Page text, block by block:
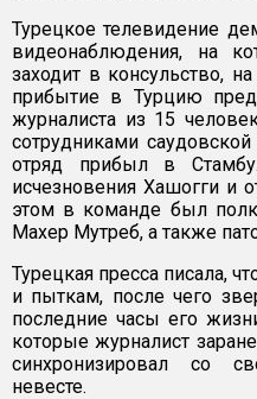
Турецкое телевидение
видеонаблюдения, на
заходит в консульство,
прибытие в Турцию
журналиста из 15
сотрудниками
отряд прибыл в
исчезновения Хашогги и
этом в команде был
Махер Мутреб, а также
Турецкая пресса писала,
и пыткам, после чего
последние часы его
которые журналист
синхронизировал со
невесте.